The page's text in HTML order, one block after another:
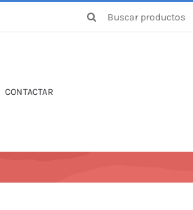
Buscar:
CONTACTAR